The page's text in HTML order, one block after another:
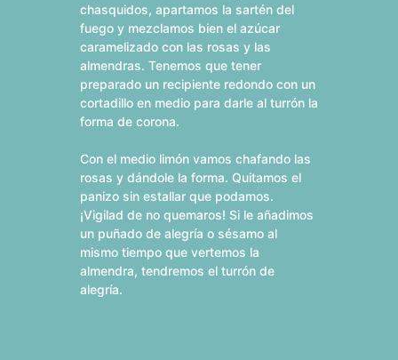
chasquidos, apartamos la sartén del
fuego y mezclamos bien el azúcar
caramelizado con las rosas y las
almendras. Tenemos que tener
preparado un recipiente redondo con un
cortadillo en medio para darle al turrón la
forma de corona.
Con el medio limón vamos chafando las
rosas y dándole la forma. Quitamos el
panizo sin estallar que podamos.
¡Vigilad de no quemaros! Si le añadimos
un puñado de alegría o sésamo al
mismo tiempo que vertemos la
almendra, tendremos el turrón de
alegría.